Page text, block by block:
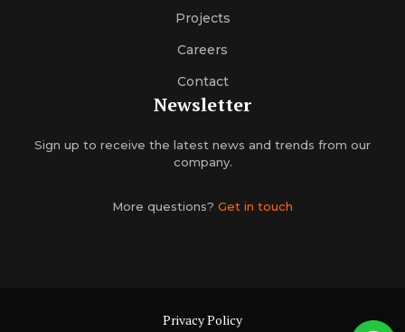
Projects
Careers
Contact
Newsletter
Sign up to receive the latest news and trends from our
company.
More questions? Get in touch
Privacy Policy